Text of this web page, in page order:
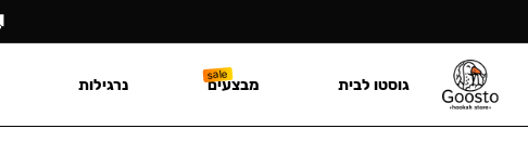
גוסטו לבית מבצעים נרגילות